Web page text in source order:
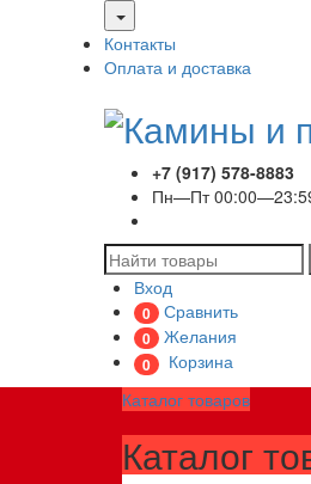
Контакты
Оплата и доставка
+7 (917) 578-8883
Пн—Пт
Вход
0 Сравнить
0 Желания
0
Корзина
Каталог товаров
Каталог